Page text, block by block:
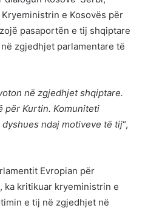
e Kosovës për
pasaportën e tij shqiptare
zgjedhjet parlamentare të
në zgjedhjet shqiptare.
për Kurtin. Komuniteti
ndaj motiveve të tij“,
Evropian për
ka kritikuar kryeministrin e
e tij në zgjedhjet në